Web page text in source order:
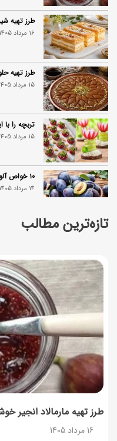
تازه‌ترین مطالب
طرز تهیه مارمالاد
16 مرداد 1405
طرز تهیه
16 مرداد 1405
طرز تهیه
15 مرداد 1405
تربچه را
15 مرداد 1405
۱۰ خواص آلو؛ فواید شگفت‌انگیز این میوه برای سلامت بدن
14 مرداد 1405
فردا ۱۵ مرداد کالابرگ این افراد واریز می‌شود
زمان شارژ
در مرداد
14 مرداد 1405
توصیه‌های
14 مرداد 1405
طرز تهیه
14 مرداد 1405